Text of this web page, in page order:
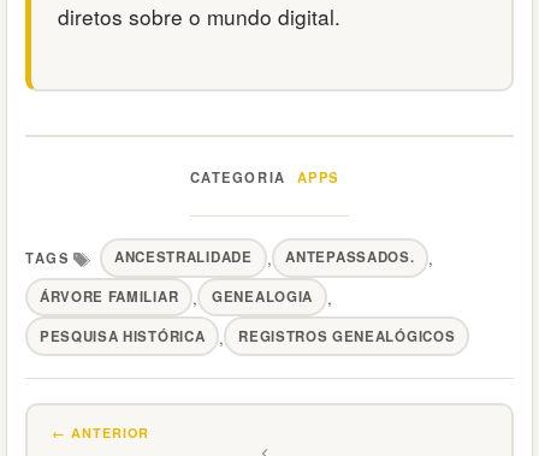
diretos sobre o mundo digital.
Categorias APPS
Tags
ANCESTRALIDADE , ANTEPASSADOS. ,
ÁRVORE FAMILIAR , GENEALOGIA ,
PESQUISA HISTÓRICA , REGISTROS GENEALÓGICOS